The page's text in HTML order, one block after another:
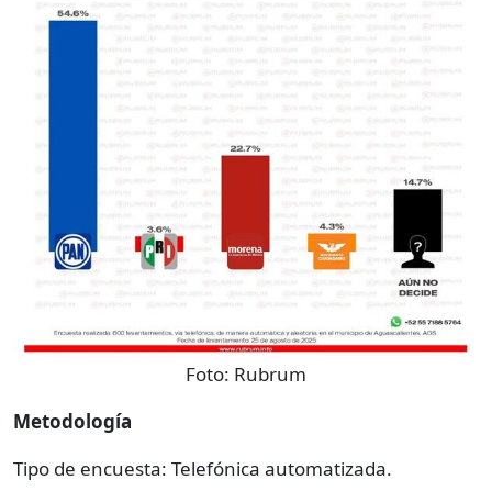
Foto: Rubrum
Metodología
Tipo de encuesta: Telefónica automatizada.